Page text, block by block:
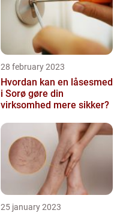
28 february 2023
Hvordan kan en låsesmed
i Sorø gøre din
virksomhed mere sikker?
25 january 2023